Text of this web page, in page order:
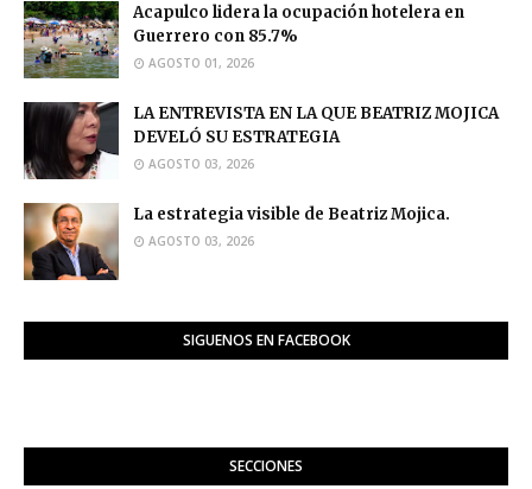
Acapulco lidera la ocupación hotelera en
Guerrero con 85.7%
AGOSTO 01, 2026
LA ENTREVISTA EN LA QUE BEATRIZ MOJICA
DEVELÓ SU ESTRATEGIA
AGOSTO 03, 2026
La estrategia visible de Beatriz Mojica.
AGOSTO 03, 2026
SIGUENOS EN FACEBOOK
SECCIONES